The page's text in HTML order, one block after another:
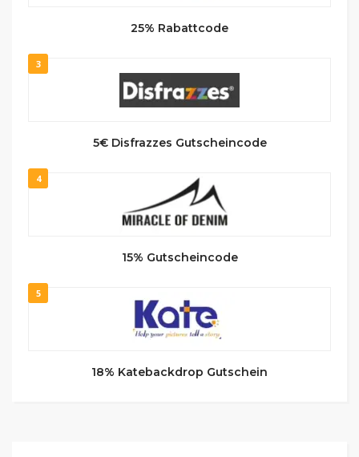
25% Rabattcode
3
5€ Disfrazzes Gutscheincode
4
15% Gutscheincode
5
18% Katebackdrop Gutschein